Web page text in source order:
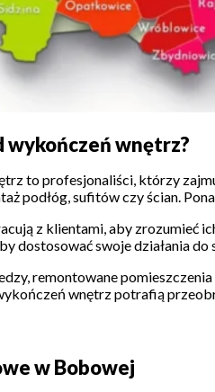
wykończeń wnętrz?
to profesjonaliści, którzy
podłóg, sufitów czy ścian.
z klientami, aby zrozumieć
dostosować swoje działania
remontowane
wnętrz potrafią
w Bobowej